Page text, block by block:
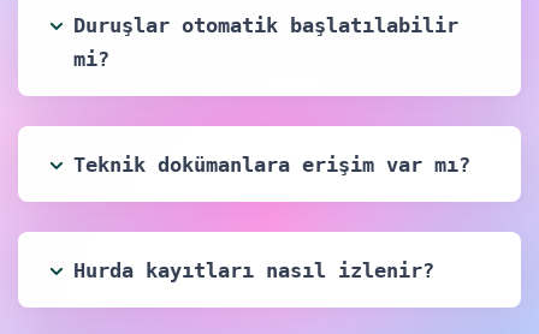
Duruşlar otomatik başlatılabilir
mi?
Teknik dokümanlara erişim var mı?
Hurda kayıtları nasıl izlenir?